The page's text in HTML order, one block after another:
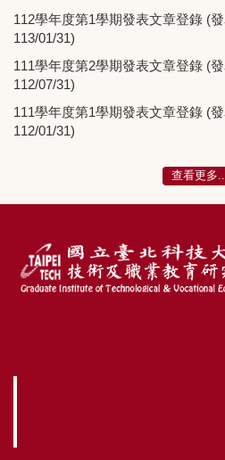
112學年度第1學期發表文章登錄 (
113/01/31)
111學年度第2學期發表文章登錄 (
112/07/31)
111學年度第1學期發表文章登錄 (
112/01/31)
查看更多...